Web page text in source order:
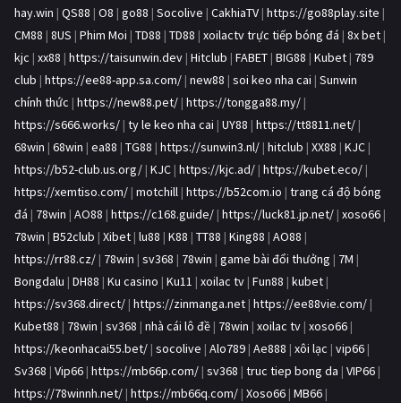
hay.win | QS88 | O8 | go88 | Socolive | CakhiaTV | https://go88play.site |
CM88 | 8US | Phim Moi | TD88 | TD88 | xoilactv trực tiếp bóng đá | 8x bet |
kjc | xx88 | https://taisunwin.dev | Hitclub | FABET | BIG88 | Kubet | 789
club | https://ee88-app.sa.com/ | new88 | soi keo nha cai | Sunwin
chính thức | https://new88.pet/ | https://tongga88.my/ |
https://s666.works/ | ty le keo nha cai | UY88 | https://tt8811.net/ |
68win | 68win | ea88 | TG88 | https://sunwin3.nl/ | hitclub | XX88 | KJC |
https://b52-club.us.org/ | KJC | https://kjc.ad/ | https://kubet.eco/ |
https://xemtiso.com/ | motchill | https://b52com.io | trang cá độ bóng
đá | 78win | AO88 | https://c168.guide/ | https://luck81.jp.net/ | xoso66 |
78win | B52club | Xibet | lu88 | K88 | TT88 | King88 | AO88 |
https://rr88.cz/ | 78win | sv368 | 78win | game bài đổi thưởng | 7M |
Bongdalu | DH88 | Ku casino | Ku11 | xoilac tv | Fun88 | kubet |
https://sv368.direct/ | https://zinmanga.net | https://ee88vie.com/ |
Kubet88 | 78win | sv368 | nhà cái lô đề | 78win | xoilac tv | xoso66 |
https://keonhacai55.bet/ | socolive | Alo789 | Ae888 | xôi lạc | vip66 |
Sv368 | Vip66 | https://mb66p.com/ | sv368 | truc tiep bong da | VIP66 |
https://78winnh.net/ | https://mb66q.com/ | Xoso66 | MB66 |